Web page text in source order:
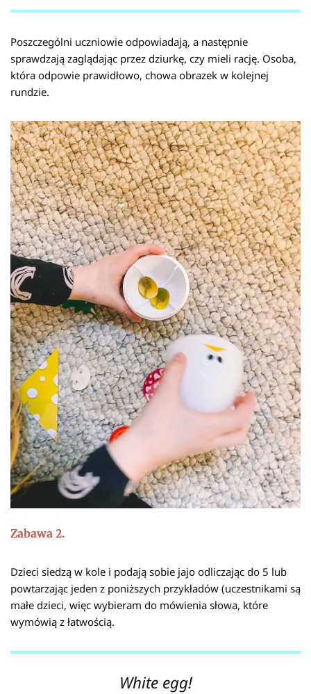
Poszczególni uczniowie odpowiadają, a następnie
sprawdzają zaglądając przez dziurkę, czy mieli rację. Osoba,
która odpowie prawidłowo, chowa obrazek w kolejnej
rundzie.
Zabawa 2.
Dzieci siedzą w kole i podają sobie jajo odliczając do 5 lub
powtarzając jeden z poniższych przykładów (uczestnikami są
małe dzieci, więc wybieram do mówienia słowa, które
wymówią z łatwością.
White egg!